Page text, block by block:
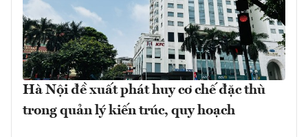
Hà Nội đề xuất phát huy cơ chế đặc thù
trong quản lý kiến trúc, quy hoạch